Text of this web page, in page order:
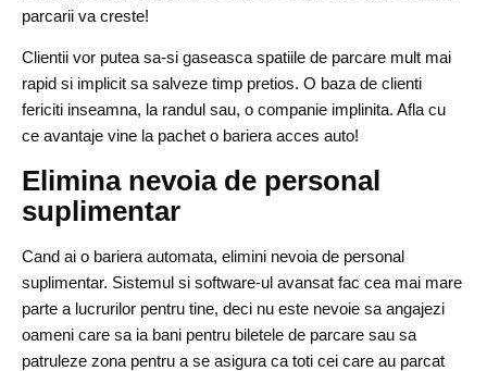
parcarii va creste!
Clientii vor putea sa-si gaseasca spatiile de parcare mult mai
rapid si implicit sa salveze timp pretios. O baza de clienti
fericiti inseamna, la randul sau, o companie implinita. Afla cu
ce avantaje vine la pachet o bariera acces auto!
Elimina nevoia de personal
suplimentar
Cand ai o bariera automata, elimini nevoia de personal
suplimentar. Sistemul si software-ul avansat fac cea mai mare
parte a lucrurilor pentru tine, deci nu este nevoie sa angajezi
oameni care sa ia bani pentru biletele de parcare sau sa
patruleze zona pentru a se asigura ca toti cei care au parcat